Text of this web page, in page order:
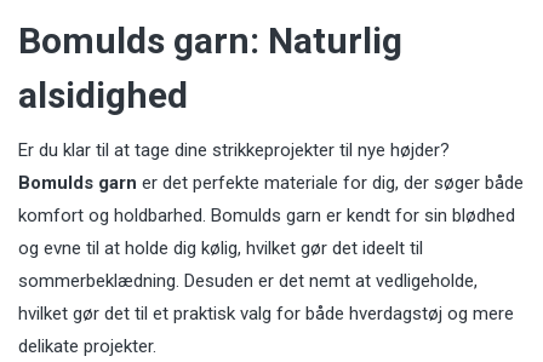
Bomulds garn: Naturlig
alsidighed
Er du klar til at tage dine strikkeprojekter til nye højder?
Bomulds garn er det perfekte materiale for dig, der søger både
komfort og holdbarhed. Bomulds garn er kendt for sin blødhed
og evne til at holde dig kølig, hvilket gør det ideelt til
sommerbeklædning. Desuden er det nemt at vedligeholde,
hvilket gør det til et praktisk valg for både hverdagstøj og mere
delikate projekter.